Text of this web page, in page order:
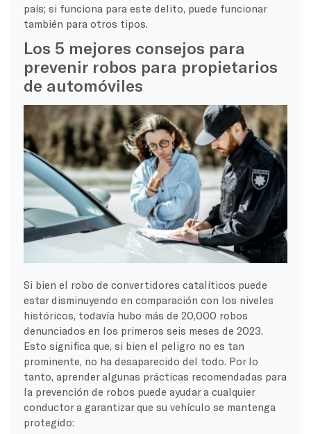
país; si funciona para este delito, puede funcionar
también para otros tipos.
Los 5 mejores consejos para
prevenir robos para propietarios
de automóviles
Si bien el robo de convertidores catalíticos puede
estar disminuyendo en comparación con los niveles
históricos, todavía hubo más de 20,000 robos
denunciados en los primeros seis meses de 2023.
Esto significa que, si bien el peligro no es tan
prominente, no ha desaparecido del todo. Por lo
tanto, aprender algunas prácticas recomendadas para
la prevención de robos puede ayudar a cualquier
conductor a garantizar que su vehículo se mantenga
protegido: